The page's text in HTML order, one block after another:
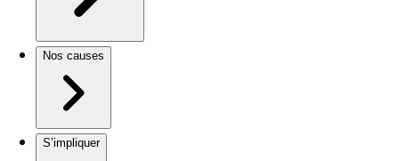
Nos causes
S’impliquer